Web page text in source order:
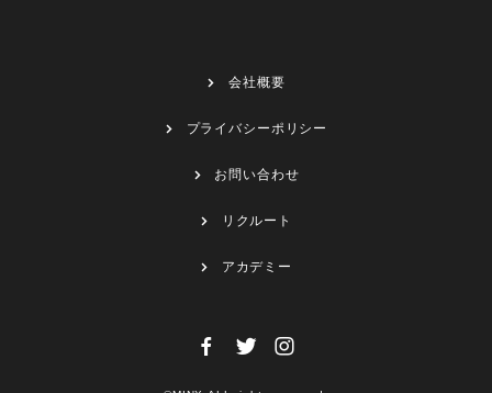
会社概要
プライバシーポリシー
お問い合わせ
リクルート
アカデミー